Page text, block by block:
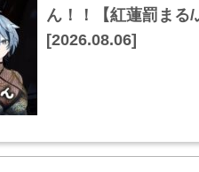
ん！！【紅蓮罰まる/
[2026.08.06]